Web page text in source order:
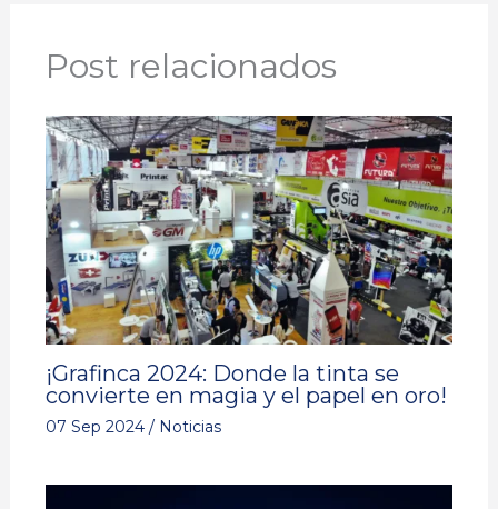
Post relacionados
¡Grafinca 2024: Donde la tinta se
convierte en magia y el papel en oro!
07 Sep 2024 / Noticias